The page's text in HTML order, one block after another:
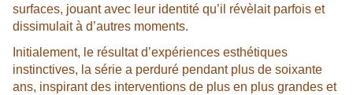
surfaces, jouant avec leur identité qu’il révèlait parfois et
dissimulait à d’autres moments.
Initialement, le résultat d’expériences esthétiques
instinctives, la série a perduré pendant plus de soixante
ans, inspirant des interventions de plus en plus grandes et